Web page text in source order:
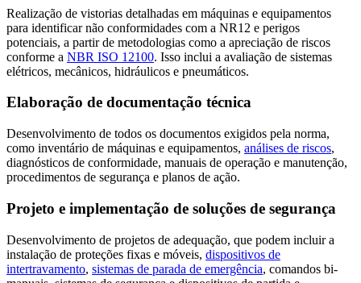
Realização de vistorias detalhadas em máquinas e equipamentos
para identificar não conformidades com a NR12 e perigos
potenciais, a partir de metodologias como a apreciação de riscos
conforme a NBR ISO 12100. Isso inclui a avaliação de sistemas
elétricos, mecânicos, hidráulicos e pneumáticos.
Elaboração de documentação técnica
Desenvolvimento de todos os documentos exigidos pela norma,
como inventário de máquinas e equipamentos, análises de riscos,
diagnósticos de conformidade, manuais de operação e manutenção,
procedimentos de segurança e planos de ação.
Projeto e implementação de soluções de segurança
Desenvolvimento de projetos de adequação, que podem incluir a
instalação de proteções fixas e móveis, dispositivos de
intertravamento, sistemas de parada de emergência, comandos bi-